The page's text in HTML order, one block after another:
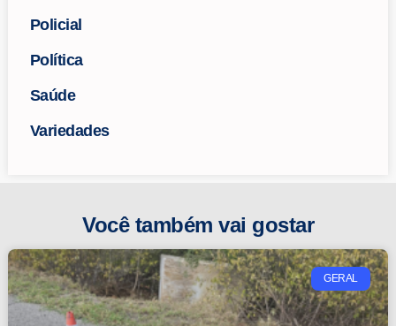
Policial
Política
Saúde
Variedades
Você também vai gostar
GERAL